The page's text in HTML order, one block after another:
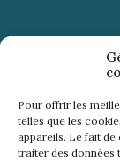
Pour offrir les
telles que les
appareils. Le fait
traiter des données
Règlement